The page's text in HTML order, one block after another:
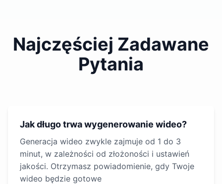
Najczęściej Zadawane
Pytania
Jak długo trwa wygenerowanie wideo?
Generacja wideo zwykle zajmuje od 1 do 3
minut, w zależności od złożoności i ustawień
jakości. Otrzymasz powiadomienie, gdy Twoje
wideo będzie gotowe